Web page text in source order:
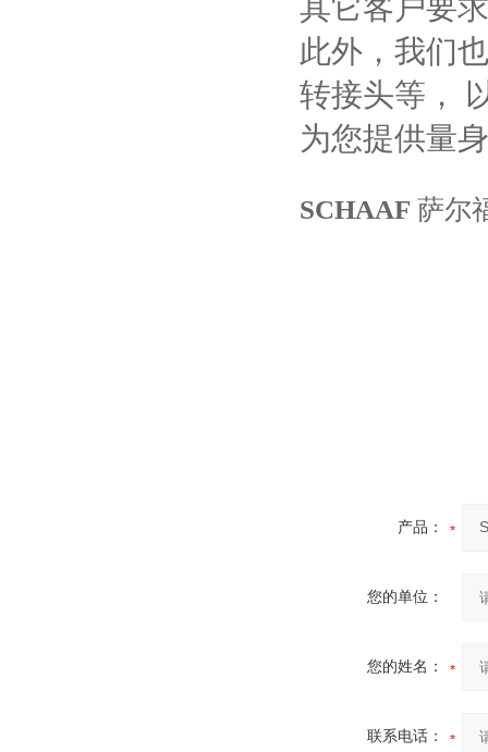
其它客户要
此外，我们
转接头等，
为您提供量
SCHAAF 萨尔
产品：
您的单位：
您的姓名：
联系电话：